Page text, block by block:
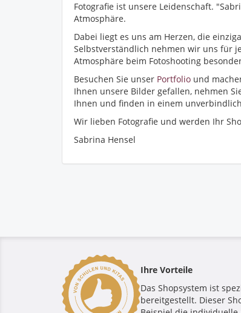
Fotografie ist unsere Leidenschaft.
Atmosphäre.
Dabei liegt es uns am Herzen, die
Selbstverständlich nehmen wir uns für
Atmosphäre beim Fotoshooting
Besuchen Sie unser Portfolio und
Ihnen unsere Bilder gefallen, nehmen
Ihnen und finden in einem
Wir lieben Fotografie und werden Ihr
Sabrina Hensel
Ihre Vorteile
Das Shopsystem ist
bereitgestellt. Dieser